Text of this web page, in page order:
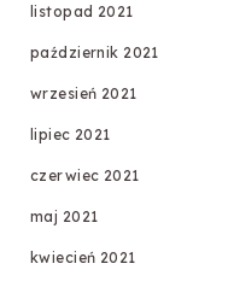
listopad 2021
październik 2021
wrzesień 2021
lipiec 2021
czerwiec 2021
maj 2021
kwiecień 2021